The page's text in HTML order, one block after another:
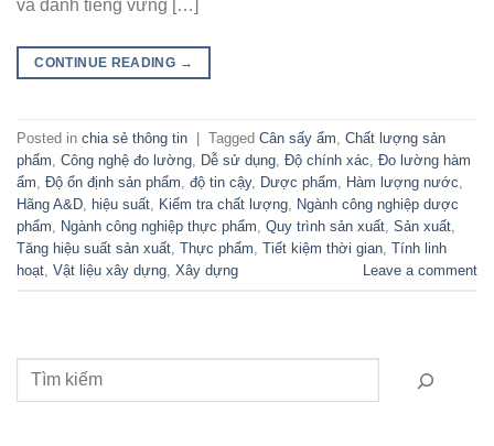
và danh tiếng vững […]
CONTINUE READING →
Posted in chia sẻ thông tin | Tagged Cân sấy ẩm Chất lượng sản
phẩm Công nghệ đo lường Dễ sử dụng Độ chính xác Đo lường hàm
ẩm Độ ổn định sản phẩm độ tin cậy, Dược phẩm Hàm lượng nước
Hãng A&D hiệu suất Kiểm tra chất lượng Ngành công nghiệp dược
phẩm
Ngành công nghiệp thực phẩm Quy trình sản xuất Sản xuất
Tăng hiệu suất sản xuất Thực phẩm Tiết kiệm thời gian Tính linh
hoạt Vật liệu xây dựng Xây dựng Leave a comment
Tìm kiếm